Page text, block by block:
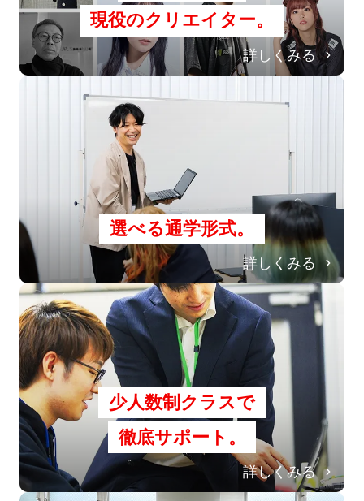
現役のクリエイター。
詳しくみる
選べる通学形式。
詳しくみる
少人数制クラスで
徹底サポート。
詳しくみる